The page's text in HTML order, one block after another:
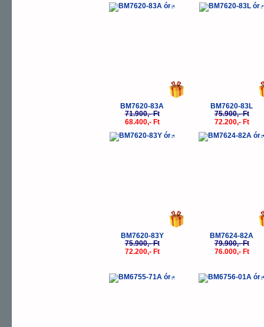
-5%
BM7620-83A
71.900,- Ft
68.400,- Ft
-
BM7620-83L
75.900,- Ft
72.200,- Ft
-5%
BM7620-83Y
75.900,- Ft
72.200,- Ft
-
BM7624-82A
79.900,- Ft
76.000,- Ft
-5% -